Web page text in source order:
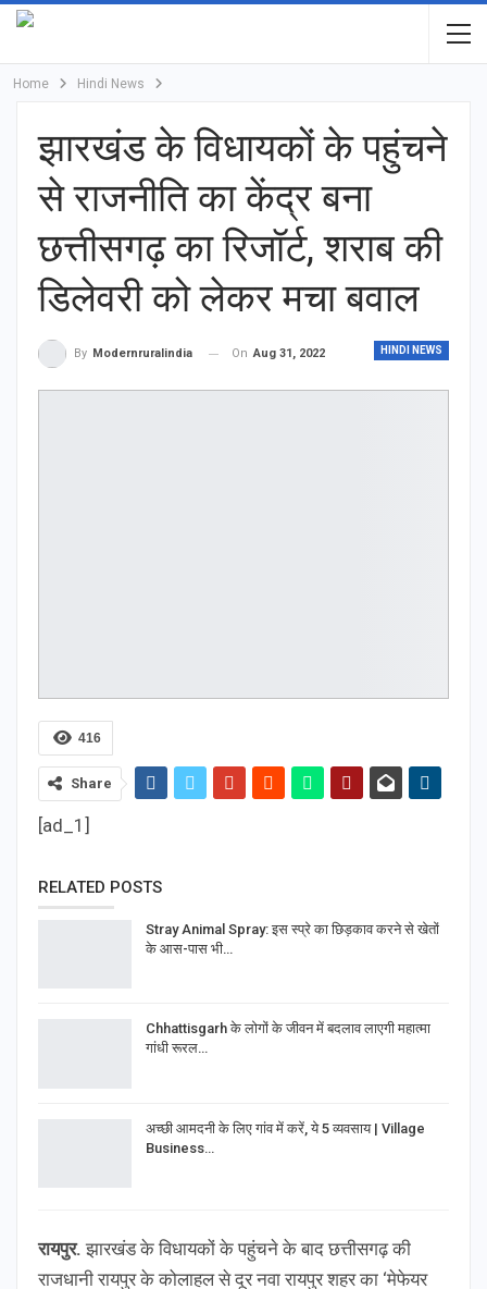
Home Hindi News
झारखंड के विधायकों के पहुंचने
से राजनीति का केंद्र बना
छत्तीसगढ़ का रिजॉर्ट, शराब की
डिलेवरी को लेकर मचा बवाल
HINDI NEWS
By Modernruralindia On Aug 31, 2022
416
Share
[ad_1]
RELATED POSTS
Stray Animal Spray: इस स्प्रे का छिड़काव करने से खेतों
के आस-पास भी…
Chhattisgarh के लोगों के जीवन में बदलाव लाएगी महात्मा
गांधी रूरल…
अच्छी आमदनी के लिए गांव में करें, ये 5 व्यवसाय | Village
Business…
रायपुर. झारखंड के विधायकों के पहुंचने के बाद छत्तीसगढ़ की
राजधानी रायपुर के कोलाहल से दूर नवा रायपुर शहर का ‘मेफेयर